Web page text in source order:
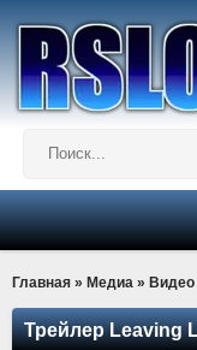
Главная » Медиа » Видео
Трейлер Leaving